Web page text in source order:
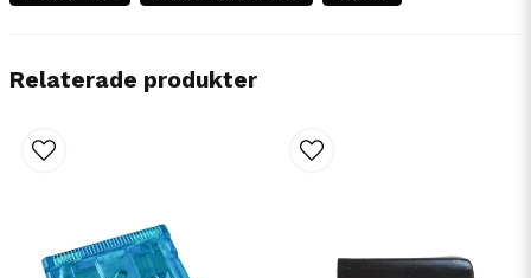
Relaterade produkter